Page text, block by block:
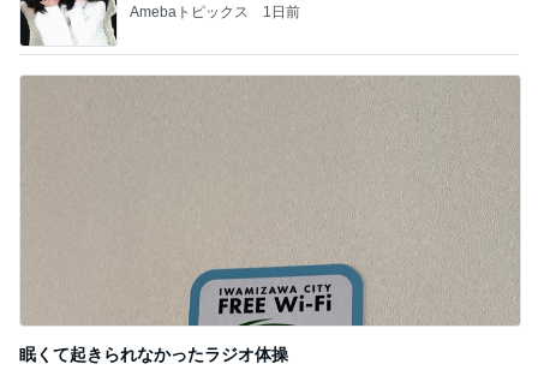
Amebaトピックス 1日前
眠くて起きられなかったラジオ体操